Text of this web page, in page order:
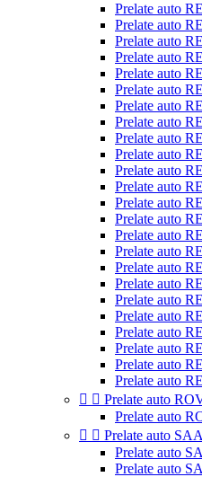
Prelate auto
Prelate auto
Prelate auto
Prelate auto
Prelate auto
Prelate auto
Prelate auto
Prelate auto
Prelate auto
Prelate auto
Prelate auto
Prelate auto
Prelate auto
Prelate auto
Prelate auto
Prelate auto
Prelate auto
Prelate auto
Prelate auto
Prelate auto
Prelate auto
Prelate auto
Prelate auto
Prelate auto
  Prelate auto
Prelate auto
  Prelate auto
Prelate auto
Prelate auto